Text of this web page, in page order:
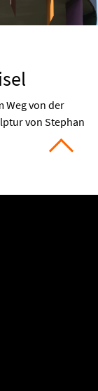
Weg von der
von Stephan